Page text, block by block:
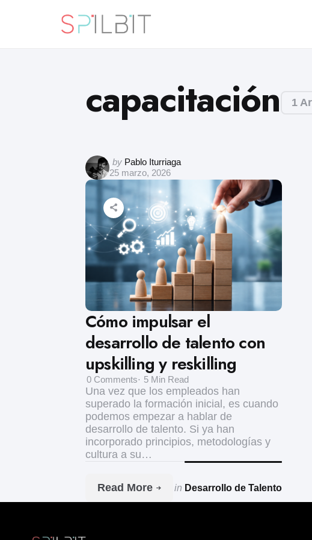
1
capacitación
by Pablo Iturriaga
25 marzo, 2026
Cómo impulsar el
desarrollo de talento con
upskilling y reskilling
0 Comments 5 Min Read
Una vez que los empleados han
superado la formación inicial, es cuando
podemos empezar a hablar de
desarrollo de talento. Si ya han
incorporado principios, metodologías y
cultura a su…
Read More in Desarrollo de Talento